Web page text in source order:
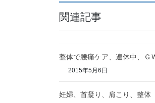
関連記事
整体で腰痛ケア、連休中、Ｇ
2015年5月6日
妊婦、首凝り、肩こり、整体